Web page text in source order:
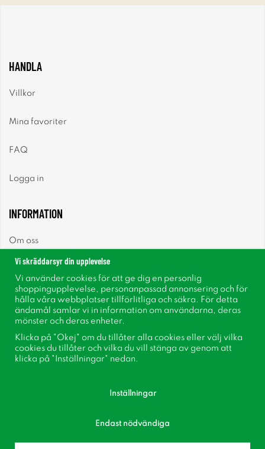
HANDLA
Villkor
Mina favoriter
FAQ
Logga in
INFORMATION
Om oss
Nyhetsbrev
Om cookies
Inspiration
Vi skräddarsyr din upplevelse
Vi använder cookies för att ge dig en personlig
shoppingupplevelse, personanpassad annonsering och för
hålla våra webbplatser tillförlitliga och säkra. För detta
ändamål samlar vi in information om användarna, deras
mönster och deras enheter.
Klicka på "Okej" om du tillåter alla cookies eller välj vilka
cookies du tillåter och vilka du vill stänga av genom att
klicka på "Inställningar" nedan.
Inställningar
Endast nödvändiga